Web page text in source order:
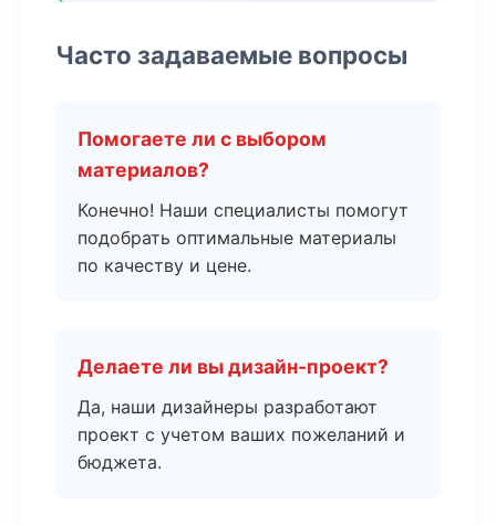
Часто задаваемые вопросы
Помогаете ли с выбором
материалов?
Конечно! Наши специалисты помогут
подобрать оптимальные материалы
по качеству и цене.
Делаете ли вы дизайн-проект?
Да, наши дизайнеры разработают
проект с учетом ваших пожеланий и
бюджета.